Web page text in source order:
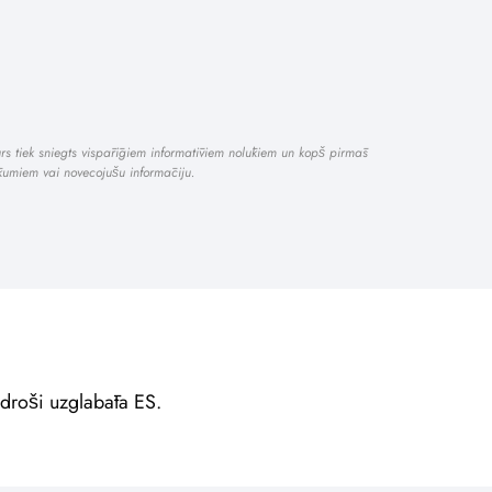
tiek sniegts vispārīgiem informatīviem nolūkiem un kopš pirmās
vai novecojušu informāciju.
uzglabāta ES.